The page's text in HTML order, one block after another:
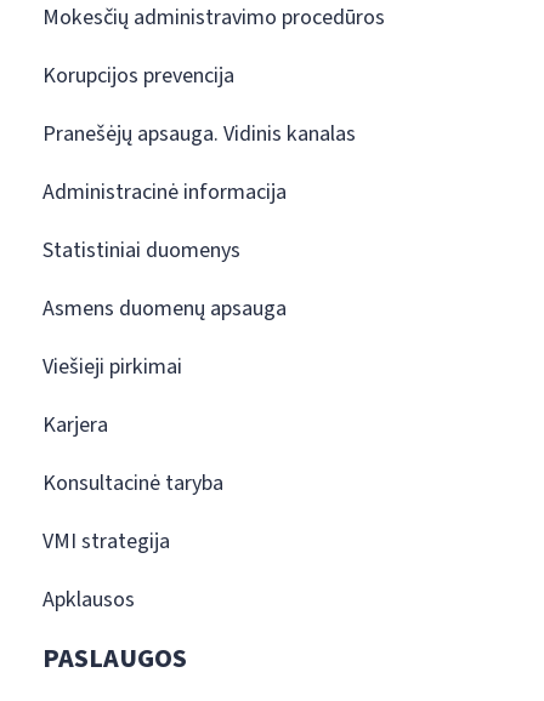
Mokesčių administravimo procedūros
Korupcijos prevencija
Pranešėjų apsauga. Vidinis kanalas
Administracinė informacija
Statistiniai duomenys
Asmens duomenų apsauga
Viešieji pirkimai
Karjera
Konsultacinė taryba
VMI strategija
Apklausos
PASLAUGOS